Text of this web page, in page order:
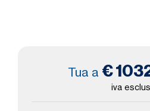
Tua a €
iva